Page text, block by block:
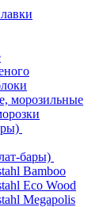
морозильные
бары)
Bamboo
Eco Wood
Megapolis